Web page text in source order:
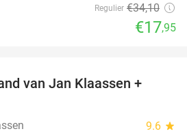
Regulier €34,10
€17,95
van Jan Klaassen +
9.6 star